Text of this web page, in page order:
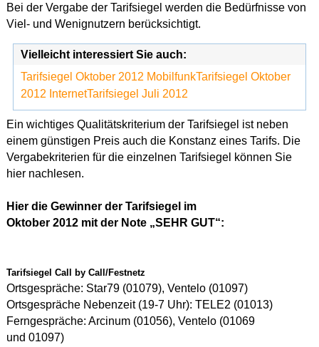
Bei der Vergabe der Tarifsiegel werden die Bedürfnisse von
Viel- und Wenignutzern berücksichtigt.
Vielleicht interessiert Sie auch:
Tarifsiegel Oktober 2012 MobilfunkTarifsiegel Oktober
2012 InternetTarifsiegel Juli 2012
Ein wichtiges Qualitätskriterium der Tarifsiegel ist neben
einem günstigen Preis auch die Konstanz eines Tarifs. Die
Vergabekriterien für die einzelnen Tarifsiegel können Sie
hiernachlesen.
Hier die Gewinner der Tarifsiegel im
Oktober 2012 mit der Note „SEHR GUT“:
Tarifsiegel Call by Call/Festnetz
Ortsgespräche: Star79 (01079), Ventelo (01097)
Ortsgespräche Nebenzeit (19-7 Uhr): TELE2 (01013)
Ferngespräche: Arcinum (01056), Ventelo (01069
und 01097)